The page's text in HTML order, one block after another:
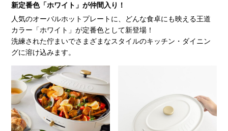
新定番色「ホワイト」が仲間入り！
人気のオーバルホットプレートに、どんな食卓にも映える王道
カラー「ホワイト」が定番色として新登場！
洗練された佇まいでさまざまなスタイルのキッチン・ダイニン
グに溶け込みます。